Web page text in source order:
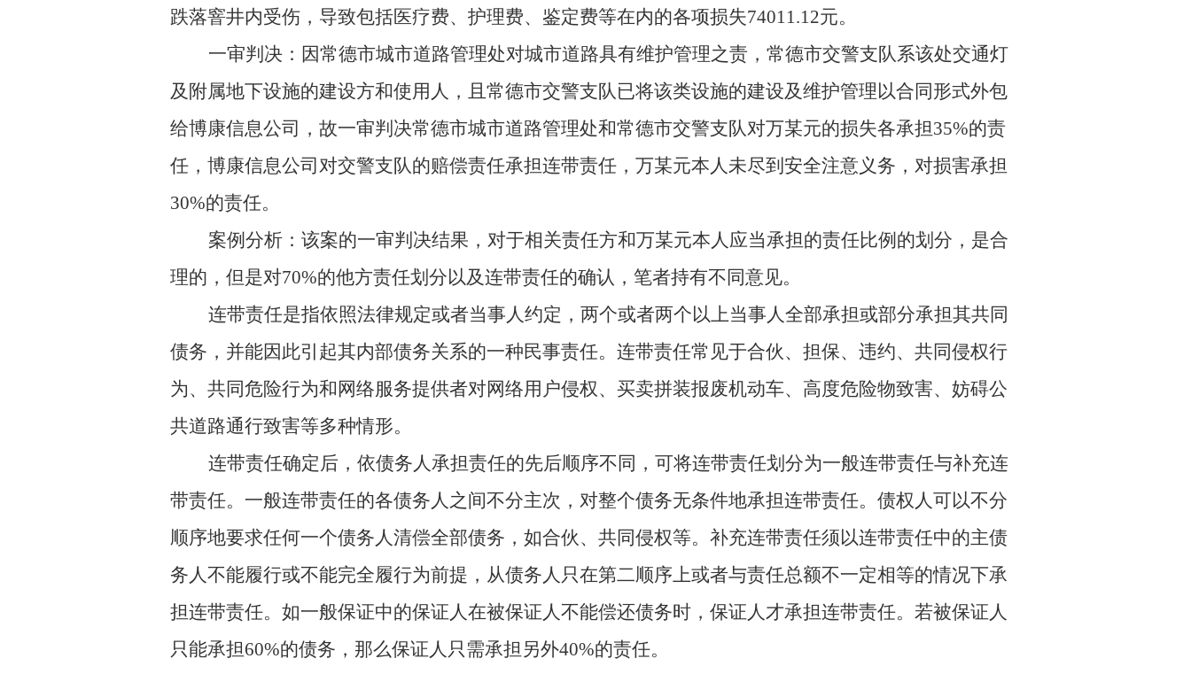
跌落窨井内受伤，导致包括医疗费、护理费、鉴定费等在内的各项损失74011.12元。
一审判决： 因常德市城市道路管理处对城市道路具有维护管理之责，常德市交警支队系该处交通灯
及附属地下设施的建设方和使用人，且常德市交警支队已将该类设施的建设及维护管理以合同形式外包
给博康信息公司，故一审判决常德市城市道路管理处和常德市交警支队对万某元的损失各承担35%的责
任，博康信息公司对交警支队的赔偿责任承担连带责任，万某元本人未尽到安全注意义务，对损害承担
30%的责任。
案例分析： 该案的一审判决结果，对于相关责任方和万某元本人应当承担的责任比例的划分，是合
理的，但是对70%的他方责任划分以及连带责任的确认，笔者持有不同意见。
连带责任是指依照法律规定或者当事人约定，两个或者两个以上当事人全部承担或部分承担其共同
债务，并能因此引起其内部债务关系的一种民事责任。连带责任常见于合伙、担保、违约、共同侵权行
为、共同危险行为和网络服务提供者对网络用户侵权、买卖拼装报废机动车、高度危险物致害、妨碍公
共道路通行致害等多种情形。
连带责任确定后，依债务人承担责任的先后顺序不同，可将连带责任划分为一般连带责任与补充连
带责任。一般连带责任的各债务人之间不分主次，对整个债务无条件地承担连带责任。债权人可以不分
顺序地要求任何一个债务人清偿全部债务，如合伙、共同侵权等。补充连带责任须以连带责任中的主债
务人不能履行或不能完全履行为前提，从债务人只在第二顺序上或者与责任总额不一定相等的情况下承
担连带责任。如一般保证中的保证人在被保证人不能偿还债务时，保证人才承担连带责任。若被保证人
只能承担60%的债务，那么保证人只需承担另外40%的责任。